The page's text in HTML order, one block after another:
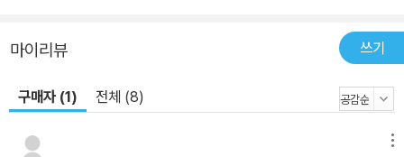
마이리뷰 쓰기
구매자 (1) 전체 (8)